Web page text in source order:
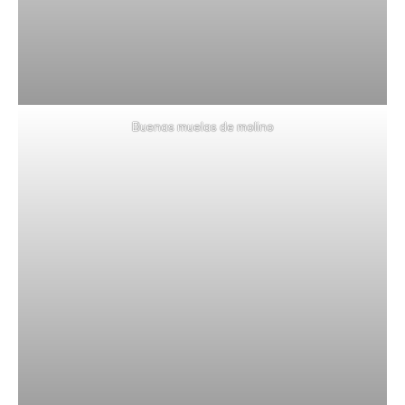
Buenas muelas de molino